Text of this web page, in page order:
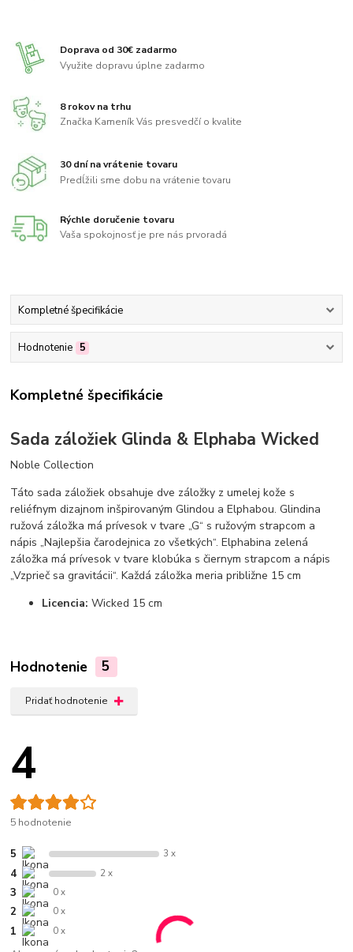
Doprava od 30€ zadarmo
Využite dopravu úplne zadarmo
8 rokov na trhu
Značka Kameník Vás presvedčí o kvalite
30 dní na vrátenie tovaru
Predĺžili sme dobu na vrátenie tovaru
Rýchle doručenie tovaru
Vaša spokojnosť je pre nás prvoradá
Kompletné špecifikácie
Hodnotenie 5
Kompletné špecifikácie
Sada záložiek Glinda & Elphaba Wicked
Noble Collection
Táto sada záložiek obsahuje dve záložky z umelej kože s
reliéfnym dizajnom inšpirovaným Glindou a Elphabou. Glindina
ružová záložka má prívesok v tvare „G“ s ružovým strapcom a
nápis „Najlepšia čarodejnica zo všetkých“. Elphabina zelená
záložka má prívesok v tvare klobúka s čiernym strapcom a nápis
„Vzprieč sa gravitácii“. Každá záložka meria približne 15 cm
Licencia: Wicked 15 cm
Hodnotenie 5
Pridať hodnotenie
4
5 hodnotenie
5 3 x
4 2 x
3 0 x
2 0 x
1 0 x